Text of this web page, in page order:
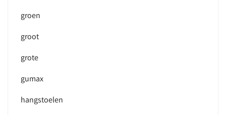
groen
groot
grote
gumax
hangstoelen